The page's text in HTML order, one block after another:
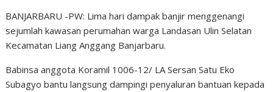
BANJARBARU -PW: Lima hari dampak banjir menggenangi
sejumlah kawasan perumahan warga Landasan Ulin Selatan
Kecamatan Liang Anggang Banjarbaru.
Babinsa anggota Koramil 1006-12/ LA Sersan Satu Eko
Subagyo bantu langsung dampingi penyaluran bantuan kepada